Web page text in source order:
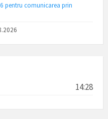
pentru comunicarea prin
14:28